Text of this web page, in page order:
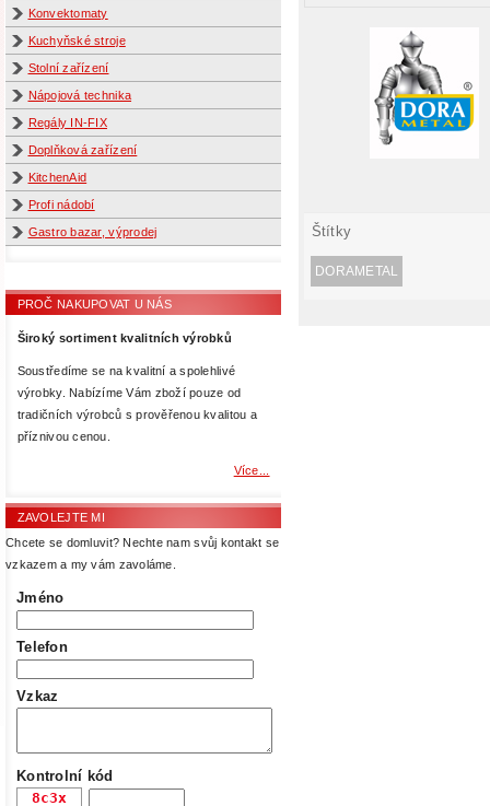
Konvektomaty
Kuchyňské stroje
Stolní zařízení
Nápojová technika
Regály IN-FIX
Doplňková zařízení
KitchenAid
Profi nádobí
Gastro bazar, výprodej
PROČ NAKUPOVAT U NÁS
Široký sortiment kvalitních výrobků
Soustředíme se na kvalitní a spolehlivé
výrobky. Nabízíme Vám zboží pouze od
tradičních výrobců s prověřenou kvalitou a
příznivou cenou.
Více...
ZAVOLEJTE MI
Chcete se domluvit? Nechte nam svůj kontakt se
vzkazem a my vám zavoláme.
Jméno
Telefon
Vzkaz
Kontrolní kód
Štítky
DORAMETAL